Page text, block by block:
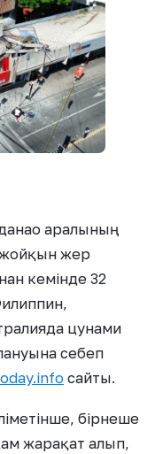
аралының
жойқын жер
кемінде 32
цунами
себеп
сайты.
бірнеше
жарақат алып,